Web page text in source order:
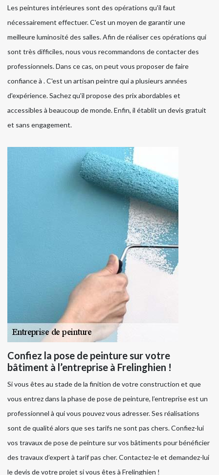
Les peintures intérieures sont des opérations qu'il faut
nécessairement effectuer. C'est un moyen de garantir une
meilleure luminosité des salles. Afin de réaliser ces opérations qui
sont très difficiles, nous vous recommandons de contacter des
professionnels. Dans ce cas, on peut vous proposer de faire
confiance à . C'est un artisan peintre qui a plusieurs années
d'expérience. Sachez qu'il propose des prix abordables et
accessibles à beaucoup de monde. Enfin, il établit un devis gratuit
et sans engagement.
Confiez la pose de peinture sur votre
bâtiment à l’entreprise à Frelinghien !
Si vous êtes au stade de la finition de votre construction et que
vous entrez dans la phase de pose de peinture, l’entreprise est un
professionnel à qui vous pouvez vous adresser. Ses réalisations
sont de qualité alors que ses tarifs ne sont pas chers. Confiez-lui
vos travaux de pose de peinture sur vos bâtiments pour bénéficier
des travaux d’expert à tarif pas cher. Contactez-le et demandez-lui
le devis de votre projet si vous êtes à Frelinghien !